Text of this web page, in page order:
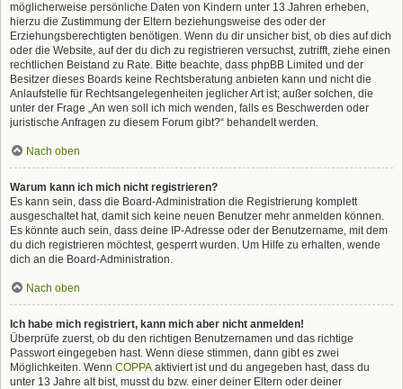
möglicherweise persönliche Daten von Kindern unter 13 Jahren erheben,
hierzu die Zustimmung der Eltern beziehungsweise des oder der
Erziehungsberechtigten benötigen. Wenn du dir unsicher bist, ob dies auf dich
oder die Website, auf der du dich zu registrieren versuchst, zutrifft, ziehe einen
rechtlichen Beistand zu Rate. Bitte beachte, dass phpBB Limited und der
Besitzer dieses Boards keine Rechtsberatung anbieten kann und nicht die
Anlaufstelle für Rechtsangelegenheiten jeglicher Art ist; außer solchen, die
unter der Frage „An wen soll ich mich wenden, falls es Beschwerden oder
juristische Anfragen zu diesem Forum gibt?“ behandelt werden.
Nach oben
Warum kann ich mich nicht registrieren?
Es kann sein, dass die Board-Administration die Registrierung komplett
ausgeschaltet hat, damit sich keine neuen Benutzer mehr anmelden können.
Es könnte auch sein, dass deine IP-Adresse oder der Benutzername, mit dem
du dich registrieren möchtest, gesperrt wurden. Um Hilfe zu erhalten, wende
dich an die Board-Administration.
Nach oben
Ich habe mich registriert, kann mich aber nicht anmelden!
Überprüfe zuerst, ob du den richtigen Benutzernamen und das richtige
Passwort eingegeben hast. Wenn diese stimmen, dann gibt es zwei
Möglichkeiten. Wenn COPPA aktiviert ist und du angegeben hast, dass du
unter 13 Jahre alt bist, musst du bzw. einer deiner Eltern oder deiner